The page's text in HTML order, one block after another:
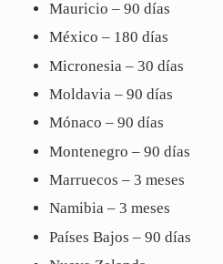
Mauricio – 90 días
México – 180 días
Micronesia – 30 días
Moldavia – 90 días
Mónaco – 90 días
Montenegro – 90 días
Marruecos – 3 meses
Namibia – 3 meses
Países Bajos – 90 días